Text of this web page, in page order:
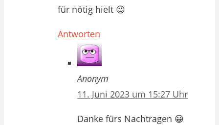
für nötig hielt 😉
Antworten
Anonym
11. Juni 2023 um 15:27 Uhr
Danke fürs Nachtragen 😀